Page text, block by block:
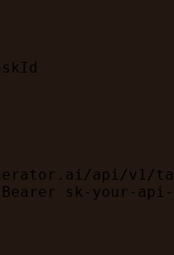
api/v1/
sk-your-